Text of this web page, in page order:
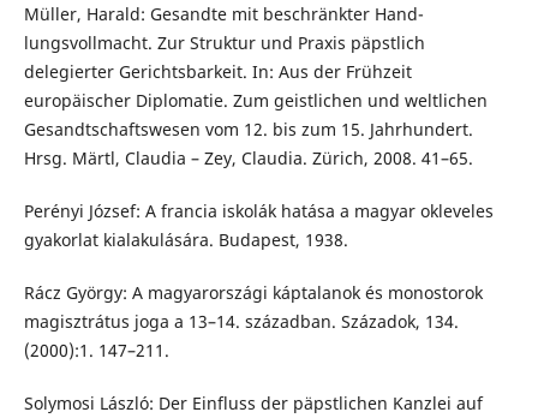
Müller, Harald: Gesandte mit beschränkter Hand-
lungsvollmacht. Zur Struktur und Praxis päpstlich
delegierter Gerichtsbarkeit. In: Aus der Frühzeit
europäischer Diplomatie. Zum geistlichen und weltlichen
Gesandtschaftswesen vom 12. bis zum 15. Jahrhundert.
Hrsg. Märtl, Claudia – Zey, Claudia. Zürich, 2008. 41–65.
Perényi József: A francia iskolák hatása a magyar okleveles
gyakorlat kialakulására. Budapest, 1938.
Rácz György: A magyarországi káptalanok és monostorok
magisztrátus joga a 13–14. században. Századok, 134.
(2000):1. 147–211.
Solymosi László: Der Einfluss der päpstlichen Kanzlei auf